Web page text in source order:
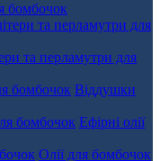
бомбочок
та перламутри для
Віддушки
Ефірні олії
Олії для бомбочок